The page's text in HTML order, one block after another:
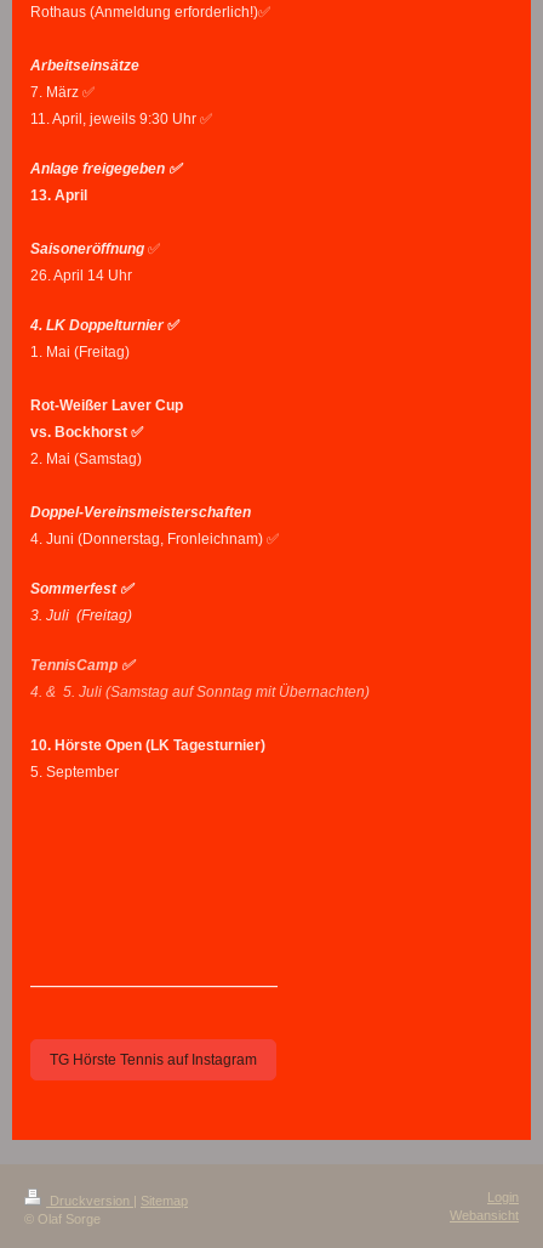
Rothaus (Anmeldung erforderlich!)✅
Arbeitseinsätze
7. März ✅
11. April, jeweils 9:30 Uhr ✅
Anlage freigegeben ✅
13. April
Saisoneröffnung ✅
26. April 14 Uhr
4. LK Doppelturnier✅
1. Mai (Freitag)
Rot-Weißer Laver Cup
vs. Bockhorst ✅
2. Mai (Samstag)
Doppel-Vereinsmeisterschaften
4. Juni (Donnerstag, Fronleichnam) ✅
Sommerfest ✅
3. Juli (Freitag)
TennisCamp ✅
4. & 5. Juli (Samstag auf Sonntag mit Übernachten)
10. Hörste Open (LK Tagesturnier)
5. September
—————————————————
TG Hörste Tennis auf Instagram
Druckversion
Sitemap
© Olaf Sorge
Login
Webansicht